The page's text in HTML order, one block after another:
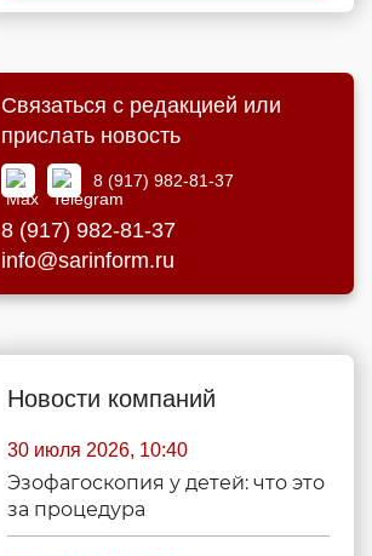
Связаться с редакцией или
прислать новость
8 (917) 982-81-37
8 (917) 982-81-37
info@sarinform.ru
Новости компаний
30 июля 2026, 10:40
Эзофагоскопия у детей: что это
за процедура